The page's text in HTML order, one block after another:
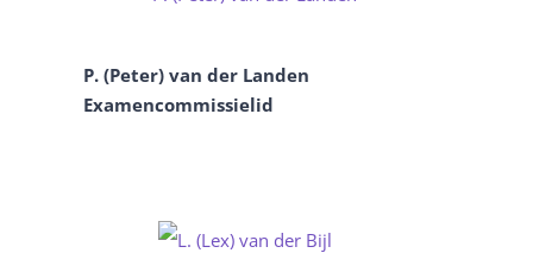
P. (Peter) van der Landen
Examencommissielid